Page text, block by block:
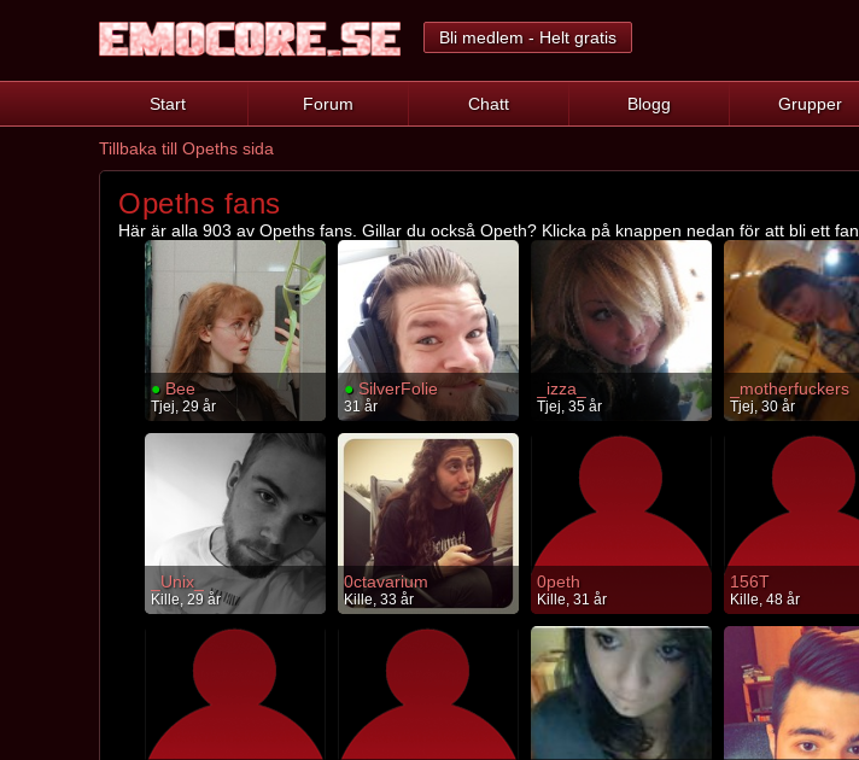
Bli medlem - Helt gratis
Start Forum Chatt Blogg Grupper
Tillbaka till Opeths sida
Opeths fans
Här är alla 903 av Opeths fans. Gillar du också Opeth? Klicka på knappen nedan för att bli ett fan.
●Bee
Tjej, 29 år
●SilverFolie
31 år
_izza_
Tjej, 35 år
_motherfuckers
Tjej, 30 år
_Unix_
Kille, 29 år
0ctavarium
Kille, 33 år
0peth
Kille, 31 år
156T
Kille, 48 år